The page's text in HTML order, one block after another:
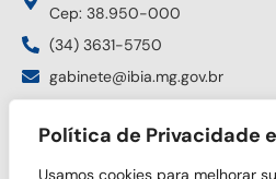
Política de Privacidade
Usamos cookies para melhorar
Cep: 38.950-000
(34) 3631-5750
gabinete@ibia.mg.gov.br